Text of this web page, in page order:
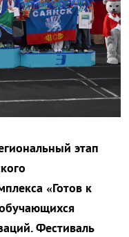
этап
«Готов к
Фестиваль